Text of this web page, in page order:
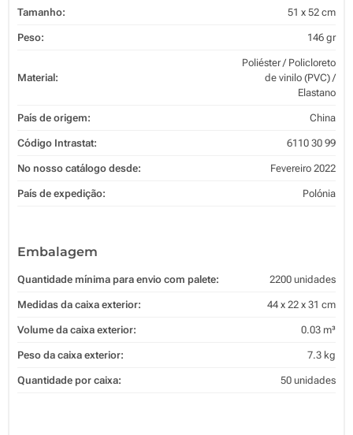
Tamanho: 51 x 52 cm
Peso: 146 gr
Material:
Poliéster / Policloreto
de vinilo (PVC) /
Elastano
País de origem: China
Código Intrastat: 6110 30 99
No nosso catálogo desde: Fevereiro 2022
País de expedição: Polónia
Embalagem
Quantidade mínima para envio com palete: 2200 unidades
Medidas da caixa exterior: 44 x 22 x 31 cm
Volume da caixa exterior: 0.03 m³
Peso da caixa exterior: 7.3 kg
Quantidade por caixa: 50 unidades